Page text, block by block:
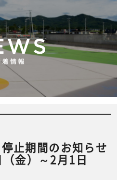
止期間のお知らせ
金）～2月1日